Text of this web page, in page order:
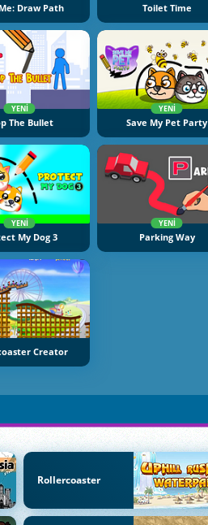
Draw Path Toilet Time
YENI
The Bullet
YENI
Save My Pet Party
YENI
My Dog 3
YENI
Parking Way
Creator
Rollercoaster